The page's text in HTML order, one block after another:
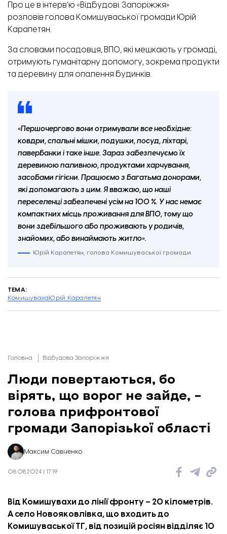
Про це в інтерв’ю «Відбудові. Запоріжжя»
розповів голова Комишуваської громади Юрій
Карапетян.
За словами посадовця, ВПО, які мешкають у громаді,
отримують гуманітарну допомогу, зокрема продукти
та деревину для опалення будинків.
«Першочергово вони отримували все необхідне:
ковдри, спальні мішки, подушки, посуд, ліхтарі,
павербанки і таке інше. Зараз забезпечуємо їх
деревиною паливною, продуктами харчування,
засобами гігієни. Працюємо з багатьма донорами,
які допомагають з цим. Я вважаю, що наші
переселенці забезпечені усім на 100 %. У нас немає
компактних місць проживання для ВПО, тому що
вони здебільшого або проживають у родичів,
знайомих, або винаймають житло».
Юрій Карапетян, голова Комишуваської громади.
ТЕМА:
КомишувахаЮрій Карапетян
Головна Відбудова Запоріжжя
Люди повертаються, бо
вірять, що ворог не зайде, –
голова прифронтової
громади Запорізької області
Максим Савченко
08.08.2024 | 17:19
Від Комишувахи до лінії фронту – 20 кілометрів.
А село Новояковлівка, що входить до
Комишуваської ТГ, від позицій росіян відділяє 10